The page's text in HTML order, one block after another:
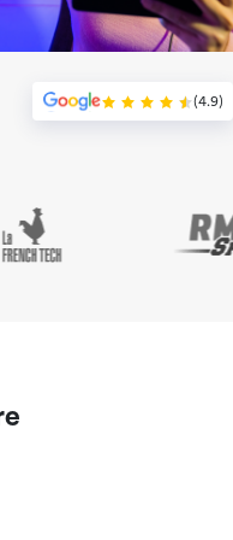
(4.9)